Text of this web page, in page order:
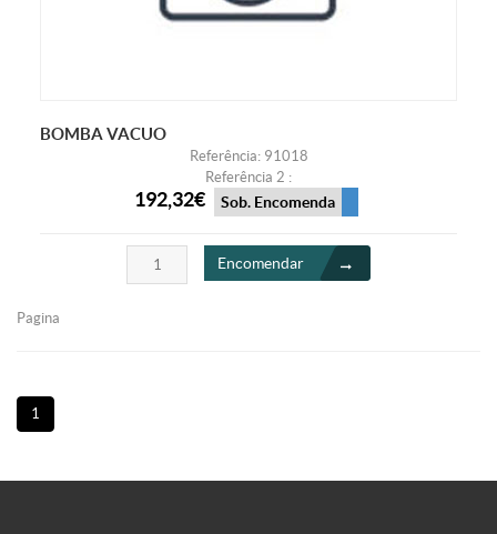
BOMBA VACUO
Referência: 91018
Referência 2 :
192,32€ Sob. Encomenda
Encomendar
Pagina
1